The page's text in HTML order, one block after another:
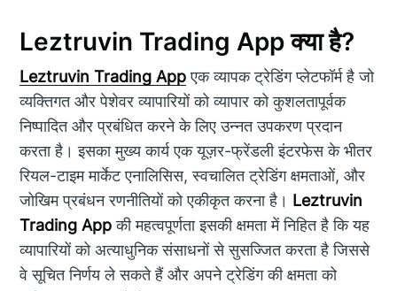
Leztruvin Trading App क्या है?
Leztruvin Trading Appएक व्यापक ट्रेडिंग प्लेटफॉर्म है जो
व्यक्तिगत और पेशेवर व्यापारियों को व्यापार को कुशलतापूर्वक
निष्पादित और प्रबंधित करने के लिए उन्नत उपकरण प्रदान
करता है। इसका मुख्य कार्य एक यूज़र-फ्रेंडली इंटरफेस के भीतर
रियल-टाइम मार्केट एनालिसिस, स्वचालित ट्रेडिंग क्षमताओं, और
जोखिम प्रबंधन रणनीतियों को एकीकृत करना है। Leztruvin
Trading Appकी महत्वपूर्णता इसकी क्षमता में निहित है कि यह
व्यापारियों को अत्याधुनिक संसाधनों से सुसज्जित करता है जिससे
वे सूचित निर्णय ले सकते हैं और अपने ट्रेडिंग की क्षमता को